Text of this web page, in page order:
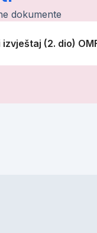
dokumente
(2. dio)